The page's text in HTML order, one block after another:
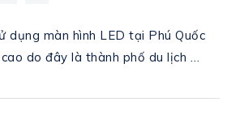
dụng màn hình LED tại Phú Quốc
do đây là thành phố du lịch …